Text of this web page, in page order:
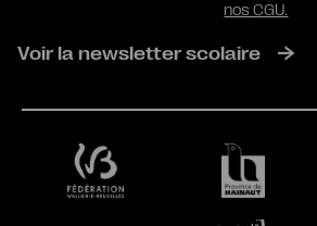
nos CGU.
Voir la newsletter scolaire